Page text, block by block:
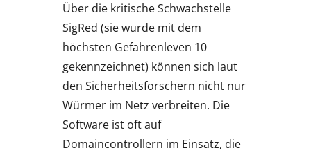
Über die kritische Schwachstelle
SigRed (sie wurde mit dem
höchsten Gefahrenleven 10
gekennzeichnet) können sich laut
den Sicherheitsforschern nicht nur
Würmer im Netz verbreiten. Die
Software ist oft auf
Domaincontrollern im Einsatz, die